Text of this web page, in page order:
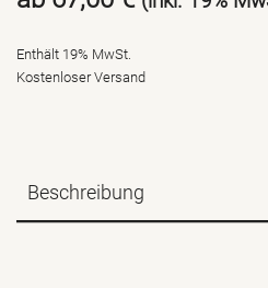
Enthält 19% MwSt.
Kostenloser Versand
Beschreibung